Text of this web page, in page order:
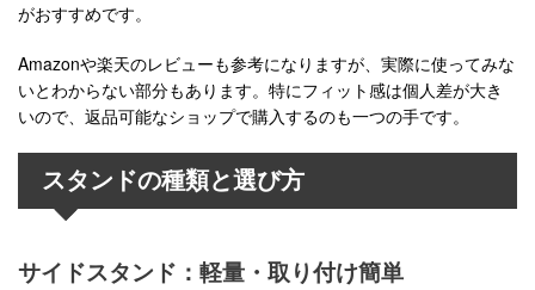
がおすすめです。
Amazonや楽天のレビューも参考になりますが、実際に使ってみな
いとわからない部分もあります。特にフィット感は個人差が大き
いので、返品可能なショップで購入するのも一つの手です。
スタンドの種類と選び方
サイドスタンド：軽量・取り付け簡単